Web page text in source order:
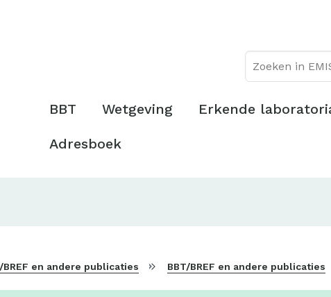
Hoofdmenu
BBT Wetgeving Erkende
Adresboek
BREF en andere publicaties BBT/BREF en andere publicaties